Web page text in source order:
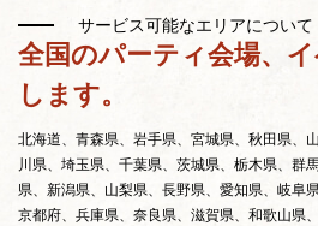
サービス可能なエリアについて
全国のパーティ会場、
します。
北海道、青森県、岩手県、宮城県、秋田県、
川県、埼玉県、千葉県、茨城県、栃木県、群
県、新潟県、山梨県、長野県、愛知県、岐阜
京都府、兵庫県、奈良県、滋賀県、和歌山県